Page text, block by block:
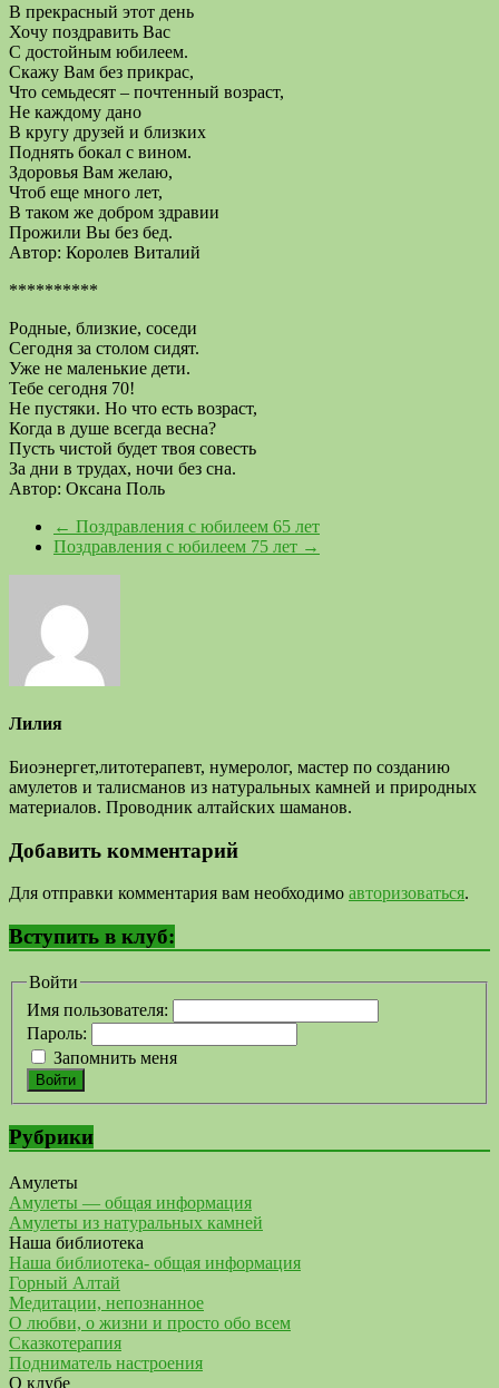
В прекрасный этот день
Хочу поздравить Вас
С достойным юбилеем.
Скажу Вам без прикрас,
Что семьдесят – почтенный возраст,
Не каждому дано
В кругу друзей и близких
Поднять бокал с вином.
Здоровья Вам желаю,
Чтоб еще много лет,
В таком же добром здравии
Прожили Вы без бед.
Автор: Королев Виталий
**********
Родные, близкие, соседи
Сегодня за столом сидят.
Уже не маленькие дети.
Тебе сегодня 70!
Не пустяки. Но что есть возраст,
Когда в душе всегда весна?
Пусть чистой будет твоя совесть
За дни в трудах, ночи без сна.
Автор: Оксана Поль
← Поздравления с юбилеем 65 лет
Поздравления с юбилеем 75 лет →
Лилия
Биоэнергет,литотерапевт, нумеролог, мастер по созданию
амулетов и талисманов из натуральных камней и природных
материалов. Проводник алтайских шаманов.
Добавить комментарий
Для отправки комментария вам необходимо авторизоваться.
Вступить в клуб:
Войти
Имя пользователя:
Пароль:
Запомнить меня
Войти
Рубрики
Амулеты
Амулеты — общая информация
Амулеты из натуральных камней
Наша библиотека
Наша библиотека- общая информация
Горный Алтай
Медитации, непознанное
О любви, о жизни и просто обо всем
Сказкотерапия
Подниматель настроения
О клубе